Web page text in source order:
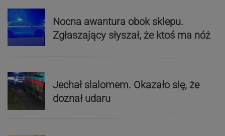
Nocna awantura obok sklepu.
Zgłaszający słyszał, że ktoś ma nóż
Jechał slalomem. Okazało się, że
doznał udaru